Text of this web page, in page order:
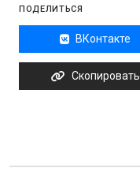
ПОДЕЛИТЬСЯ
ВКонтакте
Скопировать